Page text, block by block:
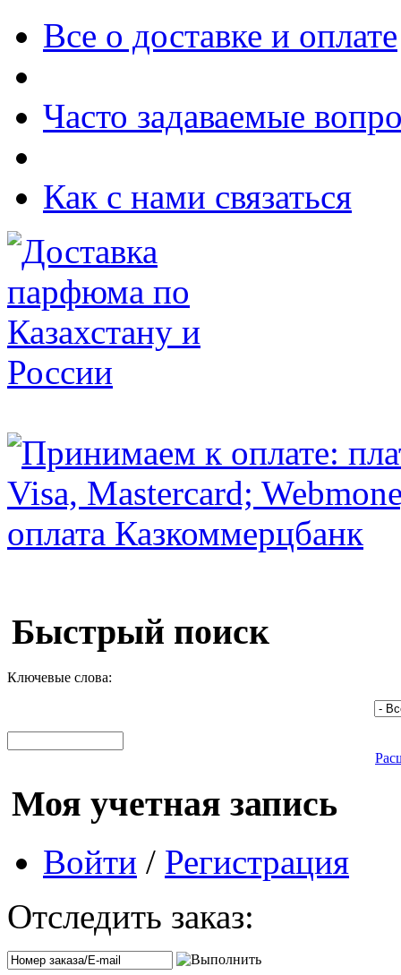
Все о доставке и оплате
Часто задаваемые
Как с нами связаться
Быстрый поиск
Ключевые слова:
Моя учетная запись
Войти / Регистрация
Отследить заказ: